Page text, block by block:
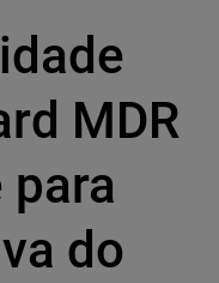
MDR
para
do